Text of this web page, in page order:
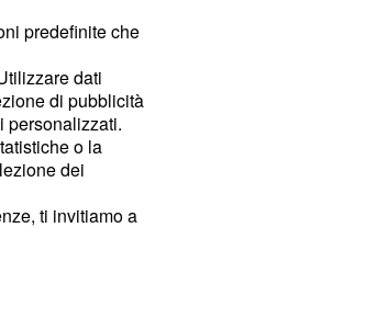
predefinite che
dati
di pubblicità
personalizzati.
o la
dei
ti invitiamo a